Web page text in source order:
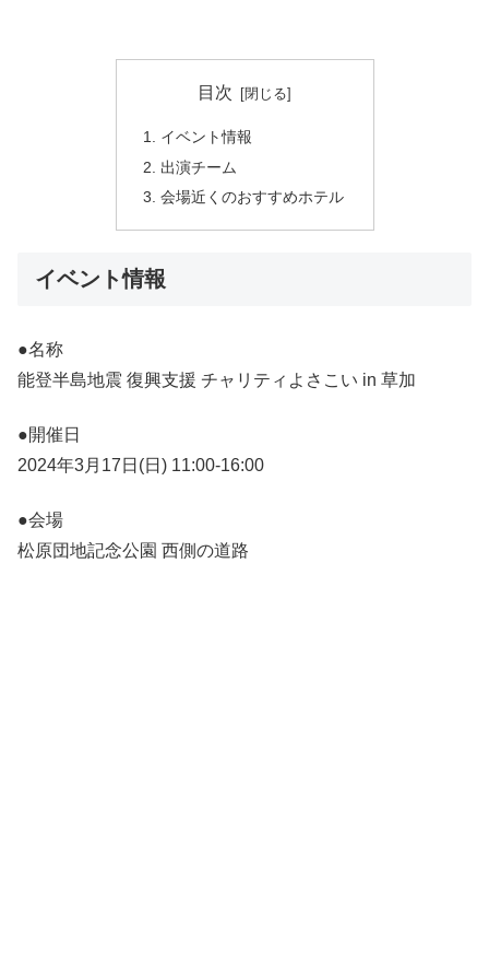
目次
イベント情報
出演チーム
会場近くのおすすめホテル
イベント情報
●名称
能登半島地震 復興支援 チャリティよさこい in 草加
●開催日
2024年3月17日(日) 11:00-16:00
●会場
松原団地記念公園 西側の道路